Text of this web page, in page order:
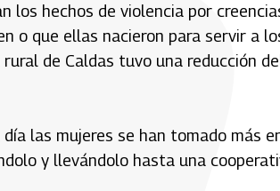
los hechos de violencia por
o que ellas nacieron para servir a
de Caldas tuvo una reducción
las mujeres se han tomado más
y llevándolo hasta una